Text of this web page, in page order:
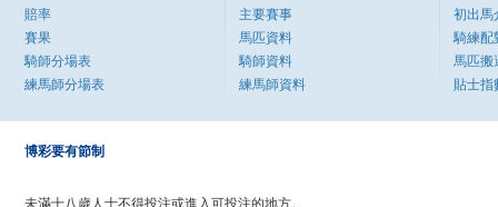
賠率
賽果
騎師分場表
練馬師分場表
主要賽事
馬匹資料
騎師資料
練馬師資料
初出馬
騎練配
馬匹搬
貼士指
博彩要有節制
未滿十八歲人士不得投注或進入可投注的地方。